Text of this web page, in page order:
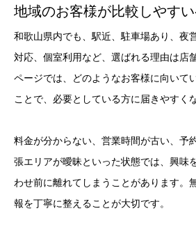
地域のお客様が比較しやす
和歌山県内でも、駅近、駐車場あり、夜
対応、個室利用など、選ばれる理由は店
ページでは、どのようなお客様に向いて
ことで、必要としている方に届きやすく
料金が分からない、営業時間が古い、予
張エリアが曖昧といった状態では、興味
わせ前に離れてしまうことがあります。
報を丁寧に整えることが大切です。